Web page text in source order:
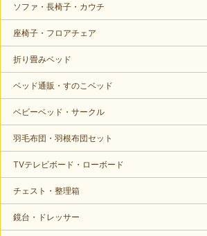
ソファ・長椅子・カウチ
座椅子・フロアチェア
折り畳みベッド
ベッド通販・すのこベッド
ベビーベッド・サークル
羽毛布団・羽根布団セット
TVテレビボード・ローボード
チェスト・整理箱
鏡台・ドレッサー